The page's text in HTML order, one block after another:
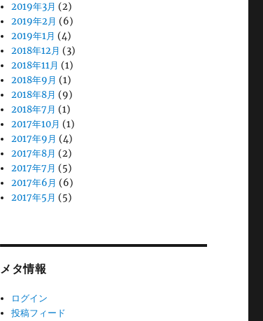
2019年3月 (2)
2019年2月 (6)
2019年1月 (4)
2018年12月 (3)
2018年11月 (1)
2018年9月 (1)
2018年8月 (9)
2018年7月 (1)
2017年10月 (1)
2017年9月 (4)
2017年8月 (2)
2017年7月 (5)
2017年6月 (6)
2017年5月 (5)
メタ情報
ログイン
投稿フィード